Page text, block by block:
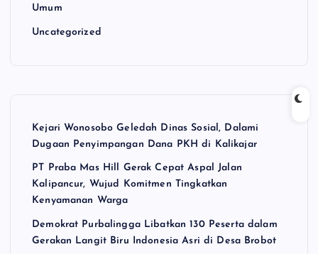
Umum
Uncategorized
Kejari Wonosobo Geledah Dinas Sosial, Dalami
Dugaan Penyimpangan Dana PKH di Kalikajar
PT Praba Mas Hill Gerak Cepat Aspal Jalan
Kalipancur, Wujud Komitmen Tingkatkan
Kenyamanan Warga
Demokrat Purbalingga Libatkan 130 Peserta dalam
Gerakan Langit Biru Indonesia Asri di Desa Brobot